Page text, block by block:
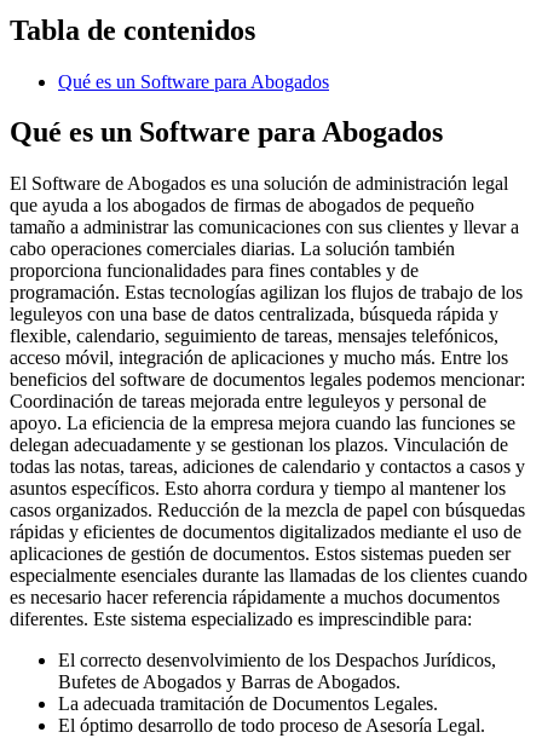
Tabla de contenidos
Qué es un Software para Abogados
Qué es un Software para Abogados
El Software de Abogados es una solución de administración legal
que ayuda a los abogados de firmas de abogados de pequeño
tamaño a administrar las comunicaciones con sus clientes y llevar a
cabo operaciones comerciales diarias. La solución también
proporciona funcionalidades para fines contables y de
programación. Estas tecnologías agilizan los flujos de trabajo de los
leguleyos con una base de datos centralizada, búsqueda rápida y
flexible, calendario, seguimiento de tareas, mensajes telefónicos,
acceso móvil, integración de aplicaciones y mucho más. Entre los
beneficios del software de documentos legales podemos mencionar:
Coordinación de tareas mejorada entre leguleyos y personal de
apoyo. La eficiencia de la empresa mejora cuando las funciones se
delegan adecuadamente y se gestionan los plazos. Vinculación de
todas las notas, tareas, adiciones de calendario y contactos a casos y
asuntos específicos. Esto ahorra cordura y tiempo al mantener los
casos organizados. Reducción de la mezcla de papel con búsquedas
rápidas y eficientes de documentos digitalizados mediante el uso de
aplicaciones de gestión de documentos. Estos sistemas pueden ser
especialmente esenciales durante las llamadas de los clientes cuando
es necesario hacer referencia rápidamente a muchos documentos
diferentes. Este sistema especializado es imprescindible para:
El correcto desenvolvimiento de los Despachos Jurídicos,
Bufetes de Abogados y Barras de Abogados.
La adecuada tramitación de Documentos Legales.
El óptimo desarrollo de todo proceso de Asesoría Legal.